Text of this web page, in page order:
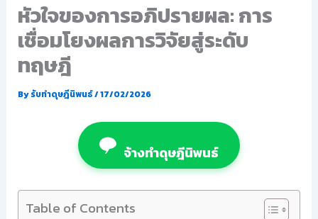
หัวใจของการอภิปรายผล: การ
เชื่อมโยงผลการวิจัยสู่ระดับ
ทฤษฎี
Byรับทำดุษฎีนิพนธ์/17/02/2026
จ้างทำดุษฎีนิพนธ์
Table of Contents